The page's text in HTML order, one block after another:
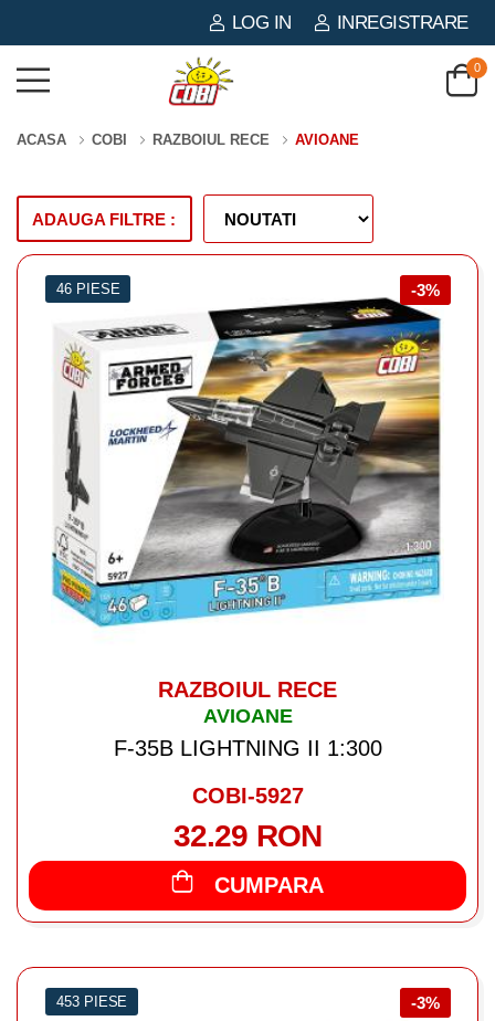
LOG IN INREGISTRARE
0
ACASA COBI RAZBOIUL RECE AVIOANE
ADAUGA FILTRE :
-3%
46 PIESE
RAZBOIUL RECE
AVIOANE
F-35B LIGHTNING II 1:300
COBI-5927
32.29 RON
CUMPARA
-3%
453 PIESE